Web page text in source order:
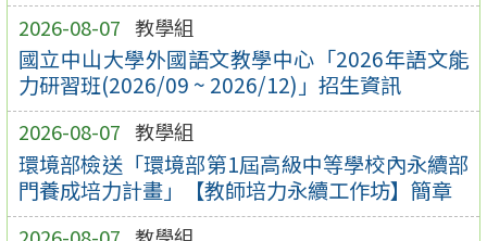
2026-08-07 教學組
國立中山大學外國語文教學中心「2026年語文能
力研習班(2026/09 ~ 2026/12)」招生資訊
2026-08-07 教學組
環境部檢送「環境部第1屆高級中等學校內永續部
門養成培力計畫」【教師培力永續工作坊】簡章